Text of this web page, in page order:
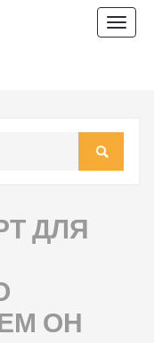
ДЛЯ
ОН